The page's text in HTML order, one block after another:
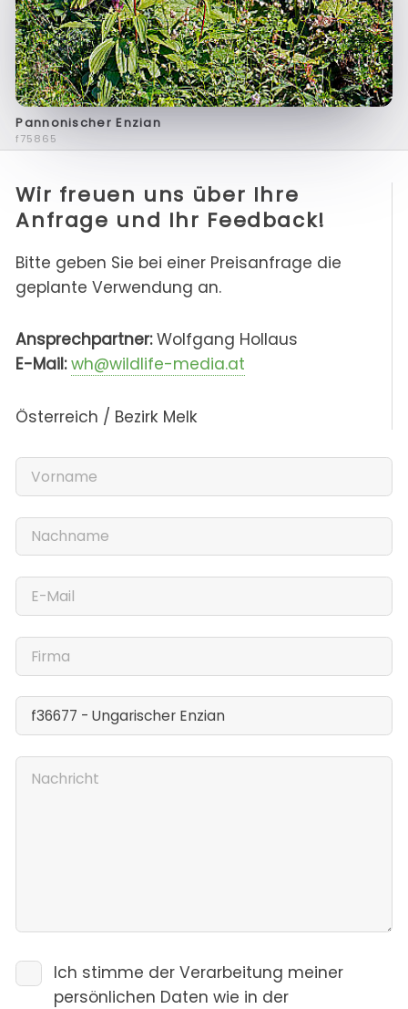
Pannonischer Enzian
f75865
Wir freuen uns über Ihre
Anfrage und Ihr Feedback!
Bitte geben Sie bei einer Preisanfrage die
geplante Verwendung an.
Ansprechpartner:Wolfgang Hollaus
E-Mail: wh@wildlife-media.at
Österreich / Bezirk Melk
Ich stimme der Verarbeitung meiner
persönlichen Daten wie in der